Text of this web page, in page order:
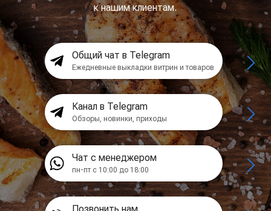
к нашим клиентам.
Общий чат в Telegram
Ежедневные выкладки витрин и товаров
Канал в Telegram
Обзоры, новинки, приходы
Чат с менеджером
пн-пт с 10:00 до 18:00